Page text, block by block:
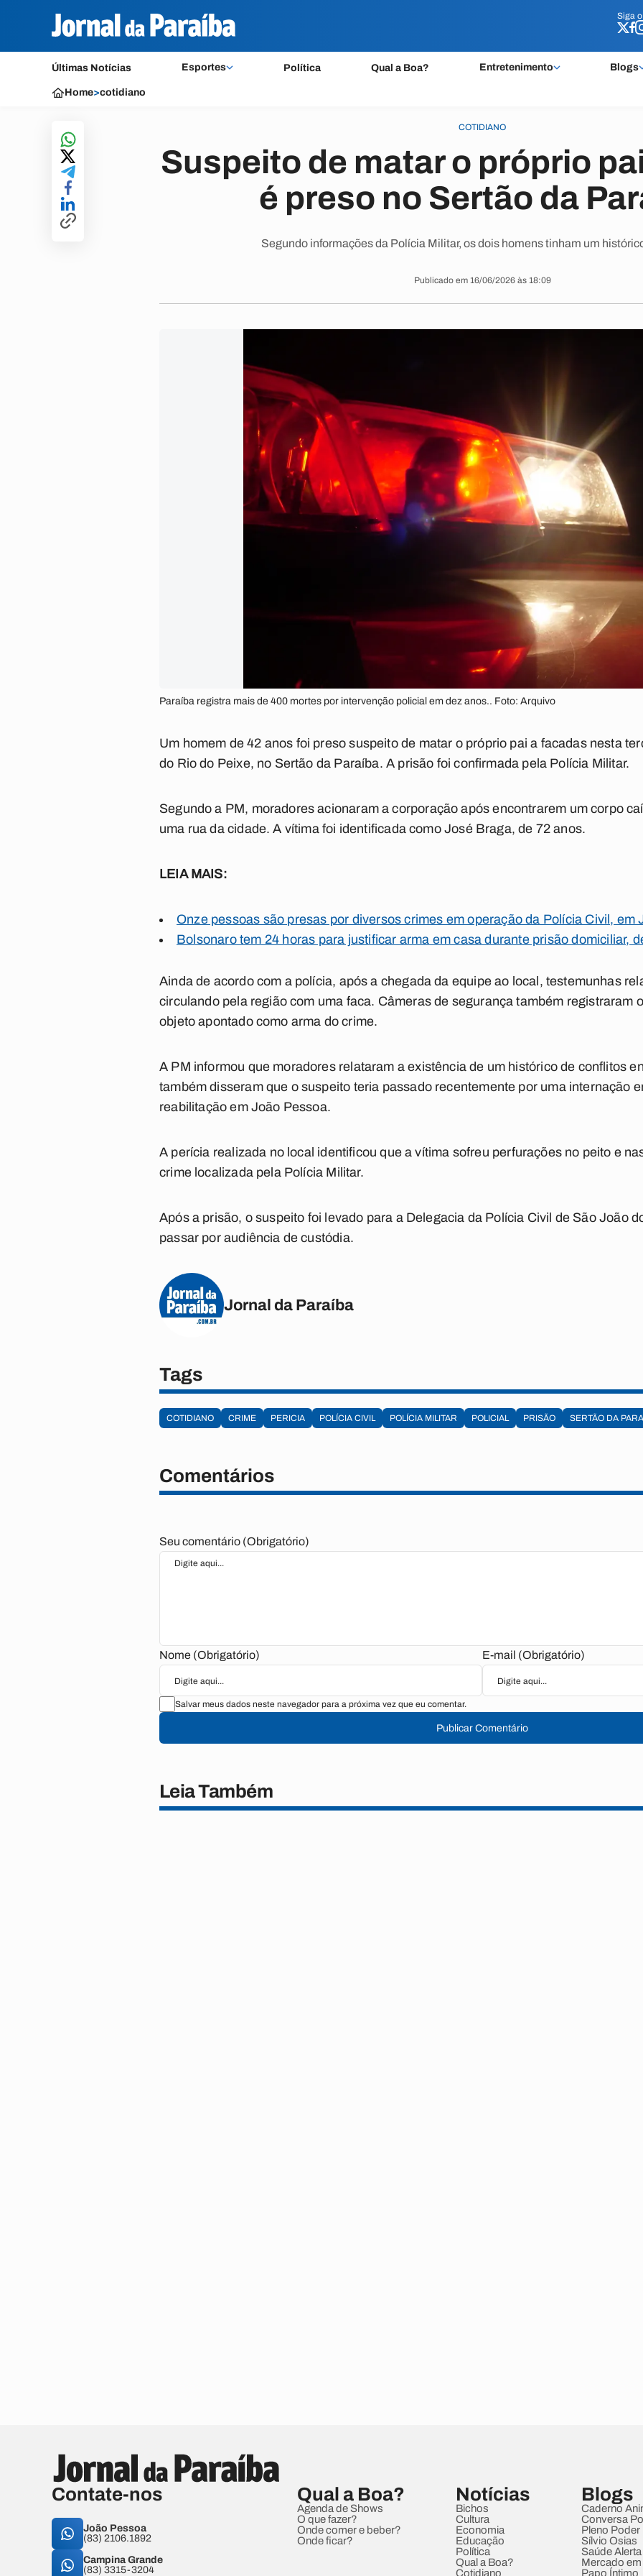
Siga
Últimas Notícias Esportes Política Qual a Boa? Entretenimento Blogs
Siga
Home>cotidiano
COTIDIANO
Suspeito de matar o próprio
é preso no Sertão da
Segundo informações da Polícia Militar, os dois homens tinham um
Publicado em 16/06/2026 às 18:09
Paraíba registra mais de 400 mortes por intervenção policial em dez anos.. Foto: Arquivo
Um homem de 42 anos foi preso suspeito de matar o próprio pai a facadas nesta
do Rio do Peixe, no Sertão da Paraíba. A prisão foi confirmada pela Polícia Militar.
Segundo a PM, moradores acionaram a corporação após encontrarem um corpo
uma rua da cidade. A vítima foi identificada como José Braga, de 72 anos.
LEIA MAIS:
Onze pessoas são presas por diversos crimes em operação da Polícia Civil, em
Bolsonaro tem 24 horas para justificar arma em casa durante prisão domiciliar,
Ainda de acordo com a polícia, após a chegada da equipe ao local, testemunhas
circulando pela região com uma faca. Câmeras de segurança também registraram
objeto apontado como arma do crime.
A PM informou que moradores relataram a existência de um histórico de conflitos
também disseram que o suspeito teria passado recentemente por uma internação
reabilitação em João Pessoa.
A perícia realizada no local identificou que a vítima sofreu perfurações no peito e
crime localizada pela Polícia Militar.
Após a prisão, o suspeito foi levado para a Delegacia da Polícia Civil de São João
passar por audiência de custódia.
Jornal da Paraíba
Tags
COTIDIANO CRIME PERICIA POLÍCIA CIVIL POLÍCIA MILITAR POLICIAL PRISÃO SERTÃO DA
Comentários
Seu comentário (Obrigatório)
Nome (Obrigatório) E-mail (Obrigatório)
Salvar meus dados neste navegador para a próxima vez que eu comentar.
Publicar Comentário
Leia Também
Contate-nos
João Pessoa
(83) 2106.1892
Campina Grande
(83) 3315-3204
Qual a Boa?
Agenda de Shows
O que fazer?
Onde comer e beber?
Onde ficar?
Notícias
Bichos
Cultura
Economia
Educação
Política
Qual a Boa?
Cotidiano
Blogs
Caderno
Conversa
Pleno Poder
Sílvio Osias
Saúde Alerta
Mercado
Papo Íntimo